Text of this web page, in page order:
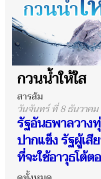
กวนน้ำให้ใส
สารส้ม
วันจันทร์ ที่ 8 ธันวาค
รัฐอันธพาลวาง
ปากแข็ง รัฐผู้เ
ที่จะใช้อาวุธโต้ต